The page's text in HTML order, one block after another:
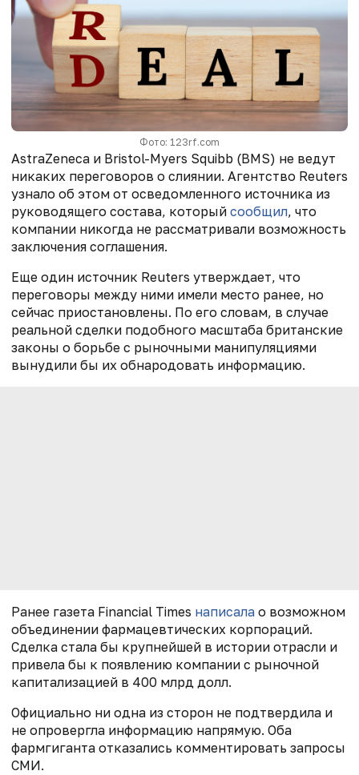
Фото: 123rf.com
AstraZeneca и Bristol-Myers Squibb (BMS) не ведут
никаких переговоров о слиянии. Агентство Reuters
узнало об этом от осведомленного источника из
руководящего состава, который сообщил, что
компании никогда не рассматривали возможность
заключения соглашения.
Еще один источник Reuters утверждает, что
переговоры между ними имели место ранее, но
сейчас приостановлены. По его словам, в случае
реальной сделки подобного масштаба британские
законы о борьбе с рыночными манипуляциями
вынудили бы их обнародовать информацию.
Ранее газета Financial Times написала о возможном
объединении фармацевтических корпораций.
Сделка стала бы крупнейшей в истории отрасли и
привела бы к появлению компании с рыночной
капитализацией в 400 млрд долл.
Официально ни одна из сторон не подтвердила и
не опровергла информацию напрямую. Оба
фармгиганта отказались комментировать запросы
СМИ.